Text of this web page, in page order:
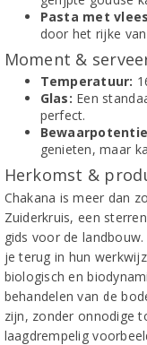
Pasta met
door het rijke
Moment &
Temperatuur:
Glas: Een
perfect.
genieten, maar
Herkomst &
Chakana is meer dan
Zuiderkruis, een
gids voor de
je terug in hun
biologisch en
behandelen van de
zijn, zonder onnodige
laagdrempelig